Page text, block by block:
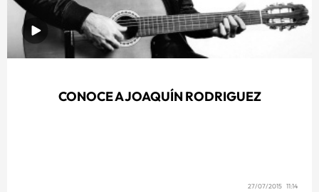
CONOCE A JOAQUÍN RODRIGUEZ
27/07/2015 11:14